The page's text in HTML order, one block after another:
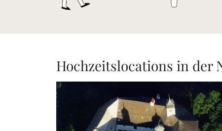
Hochzeitslocations in der